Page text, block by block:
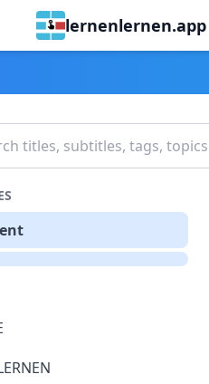
lernenlernen.app